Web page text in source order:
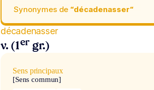
Synonymes de “décadenasser“
décadenasser
v. (1er gr.)
Sens principaux
[Sens commun]